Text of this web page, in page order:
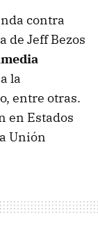
contra
de Jeff Bezos
la
entre otras.
en Estados
Unión